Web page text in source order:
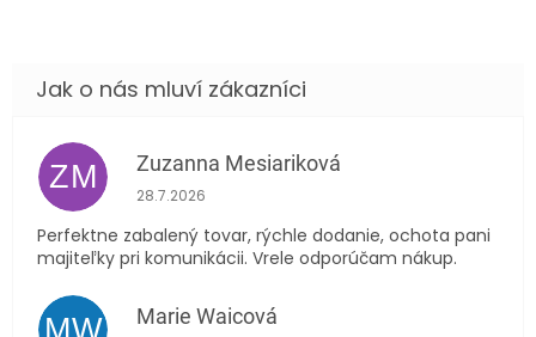
ZM Zuzanna Mesiariková
Hodnocení obchodu je 5 z 5 hvězdiček.
28.7.2026
Perfektne zabalený tovar, rýchle dodanie, ochota pani
majiteľky pri komunikácii. Vrele odporúčam nákup.
Marie Waicová